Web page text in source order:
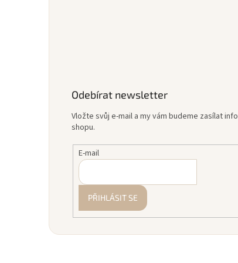
Odebírat newsletter
Vložte svůj e-mail a my vám budeme zasílat
shopu.
E-mail
PŘIHLÁSIT SE